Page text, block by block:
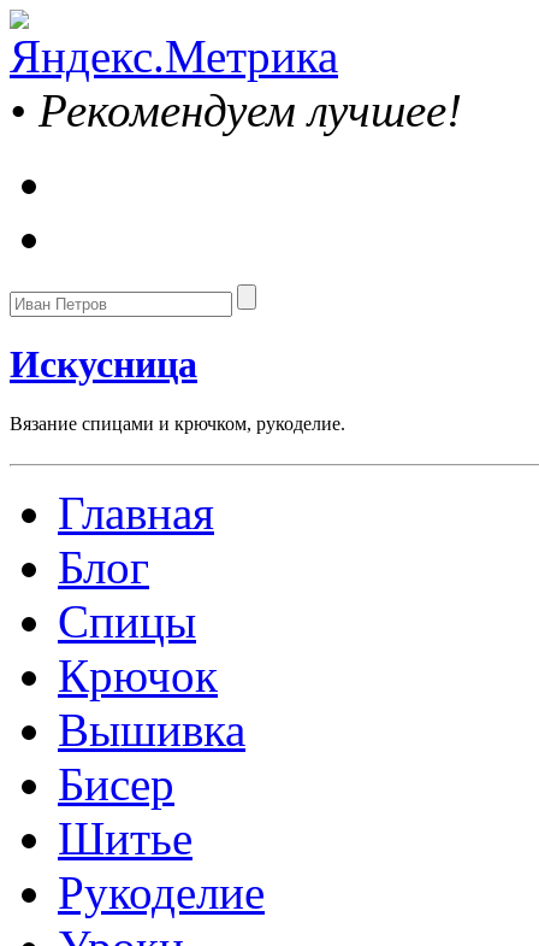
• Рекомендуем лучшее!
Искусница
Вязание спицами и крючком, рукоделие.
Главная
Блог
Спицы
Крючок
Вышивка
Бисер
Шитье
Рукоделие